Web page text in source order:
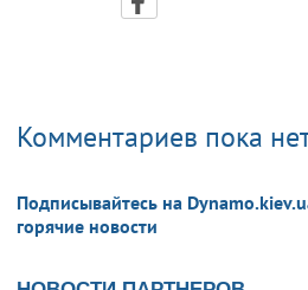
Комментариев пока
Подписывайтесь на
горячие новости